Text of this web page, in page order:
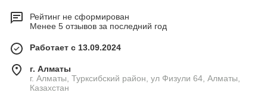
Рейтинг не сформирован
Менее 5 отзывов за последний год
Работает с 13.09.2024
г. Алматы
г. Алматы, Турксибский район, ул Физули 64, Алматы,
Казахстан